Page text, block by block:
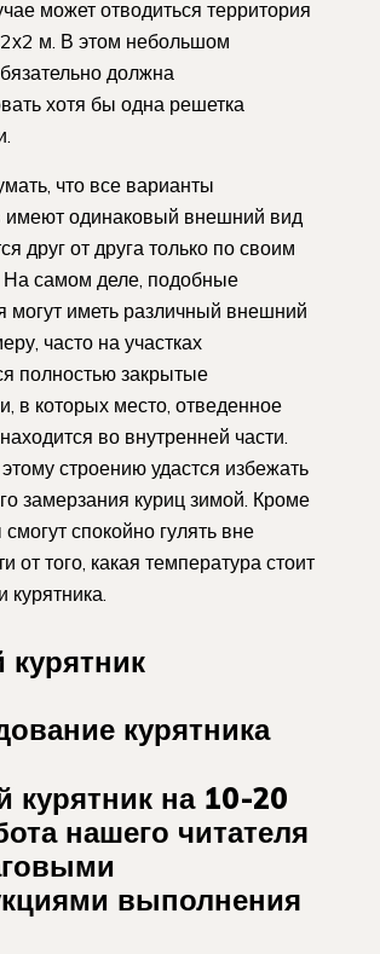
может отводиться территория
м. В этом небольшом
должна
хотя бы одна решетка
что все варианты
имеют одинаковый внешний вид
друг от друга только по своим
На самом деле, подобные
могут иметь различный внешний
часто на участках
полностью закрытые
в которых место, отведенное
во внутренней части.
строению удастся избежать
замерзания куриц зимой. Кроме
смогут спокойно гулять вне
от того, какая температура стоит
курятника.
курятник
курятника
курятник на 10-20
нашего читателя
выполнения